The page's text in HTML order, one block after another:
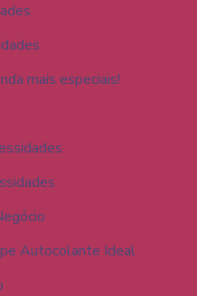
mais especiais!
Autocolante Ideal